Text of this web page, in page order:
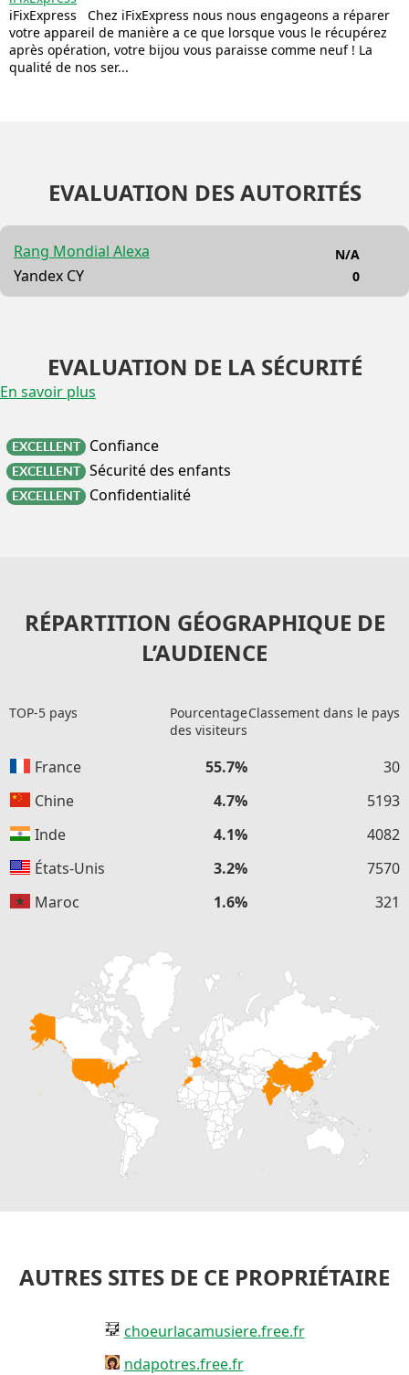
iFixExpress Chez iFixExpress nous nous engageons a réparer
votre appareil de manière a ce que lorsque vous le récupérez
après opération, votre bijou vous paraisse comme neuf ! La
qualité de nos ser...
EVALUATION DES AUTORITÉS
Rang Mondial Alexa
Yandex CY
N/A
0
EVALUATION DE LA SÉCURITÉ
En savoir plus
EXCELLENT Confiance
EXCELLENT Sécurité des enfants
EXCELLENT Confidentialité
RÉPARTITION GÉOGRAPHIQUE DE
L’AUDIENCE
TOP-5 pays
Pourcentage
des visiteurs
Classement dans le pays
France 55.7%
30
Chine
4.7%
5193
Inde
4.1%
4082
États-Unis
3.2%
7570
Maroc
1.6% 321
AUTRES SITES DE CE PROPRIÉTAIRE
choeurlacamusiere.free.fr
ndapotres.free.fr